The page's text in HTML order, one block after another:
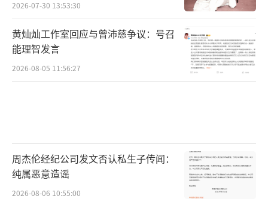
2026-07-30 13:53:30
黄灿灿工作室回应与曾沛慈争议：号召
能理智发言
2026-08-05 11:56:27
周杰伦经纪公司发文否认私生子传闻：
纯属恶意造谣
2026-08-06 10:55:00